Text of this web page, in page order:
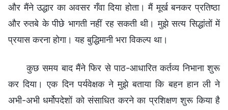
और मैंने उद्धार का अवसर गँवा दिया होता। मैं मूर्ख बनकर प्रतिष्ठा
और रुतबे के पीछे भागती नहीं रह सकती थी। मुझे सत्य सिद्धांतों में
प्रयास करना होगा। यह बुद्धिमानी भरा विकल्प था।
कुछ समय बाद मैंने फिर से पाठ-आधारित कर्तव्य निभाना शुरू
कर दिया। एक दिन पर्यवेक्षक ने मुझे बताया कि बहन हान ली ने
अभी-अभी धर्मोपदेशों को संसाधित करने का प्रशिक्षण शुरू किया है